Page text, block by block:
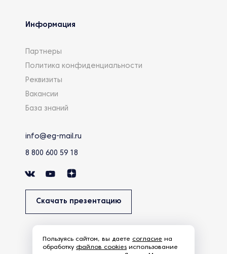
Информация
Партнеры
Политика конфиденциальности
Реквизиты
Вакансии
База знаний
info@eg-mail.ru
8 800 600 59 18
Скачать презентацию
Пользуясь сайтом, вы даете согласие на
обработку файлов cookies использование